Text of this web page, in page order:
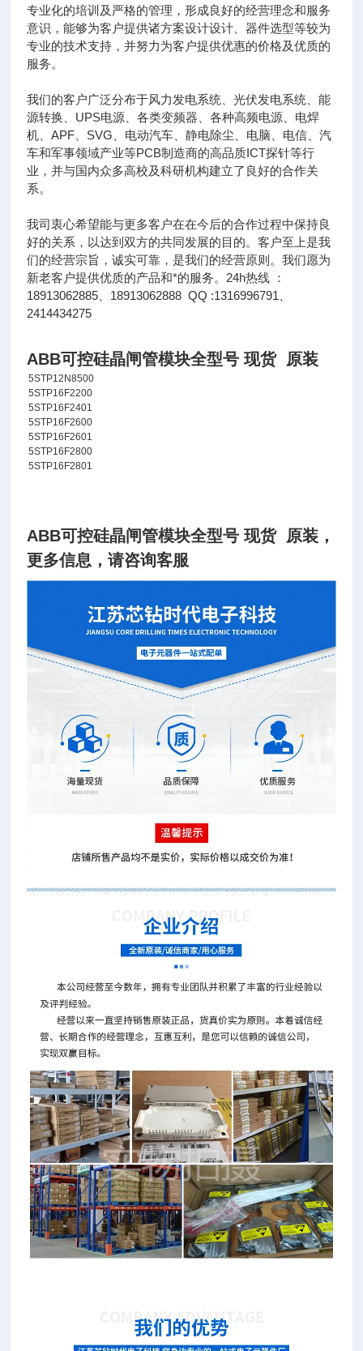
专业化的培训及严格的管理，形成良好的经营理念和服务
意识，能够为客户提供诸方案设计设计、器件选型等较为
专业的技术支持，并努力为客户提供优惠的价格及优质的
服务。
我们的客户广泛分布于风力发电系统、光伏发电系统、能
源转换、UPS电源、各类变频器、各种高频电源、电焊
机、APF、SVG、电动汽车、静电除尘、电脑、电信、汽
车和军事领域产业等PCB制造商的高品质ICT探针等行
业，并与国内众多高校及科研机构建立了良好的合作关
系。
我司衷心希望能与更多客户在在今后的合作过程中保持良
好的关系，以达到双方的共同发展的目的。客户至上是我
们的经营宗旨，诚实可靠，是我们的经营原则。我们愿为
新老客户提供优质的产品和*的服务。24h热线 ：
18913062885、18913062888 QQ :1316996791、
2414434275
ABB可控硅晶闸管模块全型号 现货 原装
5STP12N8500
5STP16F2200
5STP16F2401
5STP16F2600
5STP16F2601
5STP16F2800
5STP16F2801
ABB可控硅晶闸管模块全型号 现货 原装 ，
更多信息，请咨询客服